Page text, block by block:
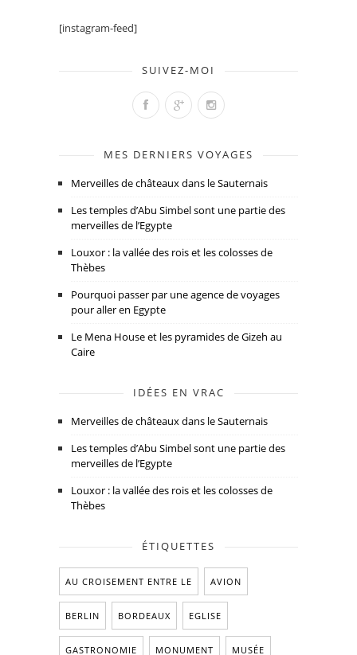
[instagram-feed]
SUIVEZ-MOI
MES DERNIERS VOYAGES
Merveilles de châteaux dans le Sauternais
Les temples d’Abu Simbel sont une partie des
merveilles de l’Egypte
Louxor : la vallée des rois et les colosses de
Thèbes
Pourquoi passer par une agence de voyages
pour aller en Egypte
Le Mena House et les pyramides de Gizeh au
Caire
IDÉES EN VRAC
Merveilles de châteaux dans le Sauternais
Les temples d’Abu Simbel sont une partie des
merveilles de l’Egypte
Louxor : la vallée des rois et les colosses de
Thèbes
ÉTIQUETTES
AU CROISEMENT ENTRE LE AVION
BERLIN BORDEAUX EGLISE
GASTRONOMIE MONUMENT MUSÉE